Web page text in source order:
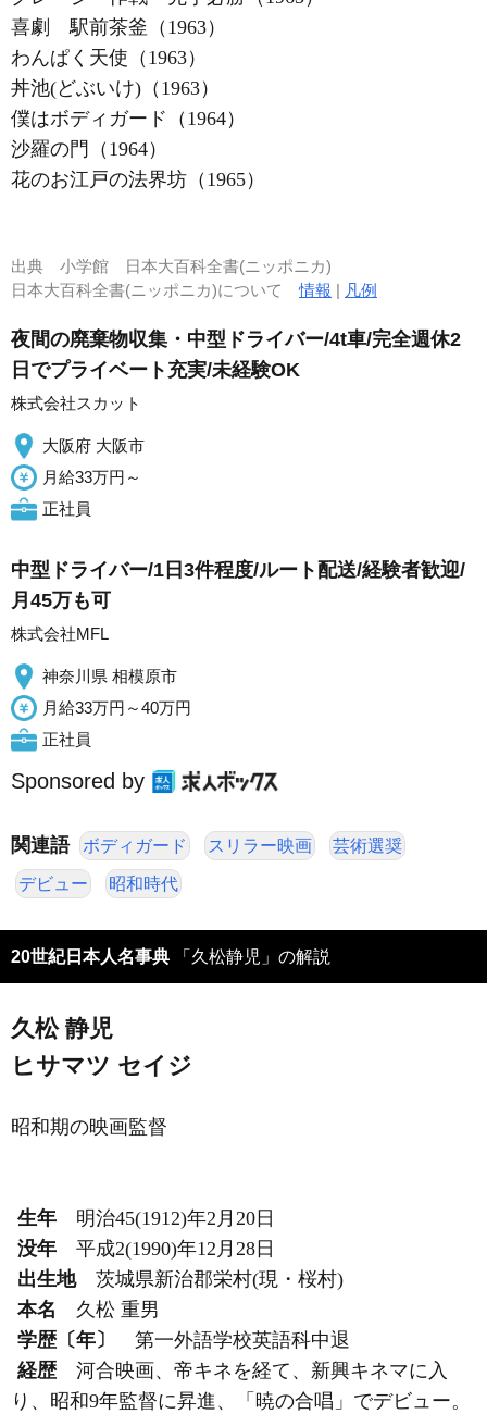
喜劇 駅前茶釜（1963）
わんぱく天使（1963）
丼池(どぶいけ)（1963）
僕はボディガード（1964）
沙羅の門（1964）
花のお江戸の法界坊（1965）
出典 小学館 日本大百科全書(ニッポニカ)
日本大百科全書(ニッポニカ)について情報 | 凡例
夜間の廃棄物収集・中型ドライバー/4t車/完全週休2
日でプライベート充実/未経験OK
株式会社スカット
大阪府 大阪市
月給33万円～
正社員
中型ドライバー/1日3件程度/ルート配送/経験者歓迎/
月45万も可
株式会社MFL
神奈川県 相模原市
月給33万円～40万円
正社員
Sponsored by
関連語 ボディガード スリラー映画 芸術選奨
デビュー 昭和時代
20世紀日本人名事典 「久松静児」の解説
久松 静児
ヒサマツ セイジ
昭和期の映画監督
生年
明治45(1912)年2月20日
没年
平成2(1990)年12月28日
出生地
茨城県新治郡栄村(現・桜村)
本名
久松 重男
学歴〔年〕
第一外語学校英語科中退
経歴
河合映画、帝キネを経て、新興キネマに入
り、昭和9年監督に昇進、「暁の合唱」でデビュー。